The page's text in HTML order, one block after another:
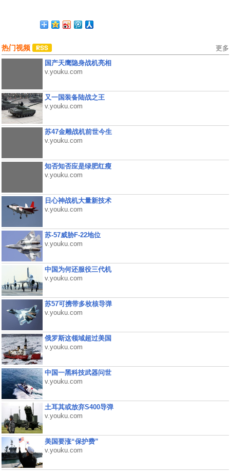
热门视频 更多
国产天鹰隐身战机亮相
v.youku.com
又一国装备陆战之王
v.youku.com
苏47金雕战机前世今生
v.youku.com
知否知否应是绿肥红瘦
v.youku.com
日心神战机大量新技术
v.youku.com
苏-57威胁F-22地位
v.youku.com
中国为何还服役三代机
v.youku.com
苏57可携带多枚核导弹
v.youku.com
俄罗斯这领域超过美国
v.youku.com
中国一黑科技武器问世
v.youku.com
土耳其或放弃S400导弹
v.youku.com
美国要涨“保护费”
v.youku.com